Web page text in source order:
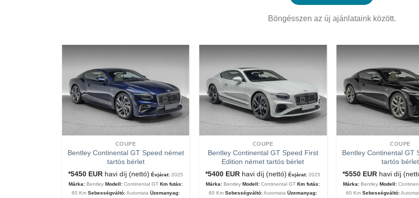
Böngésszen az új ajánlataink között.
COUPE
Bentley Continental GT Speed német
tartós bérlet
*5450 EUR havi díj (nettó) Évjárat: 2025
Márka: Bentley Modell: Continental GTKm futás:
60 KmSebességváltó:AutomataÜzemanyag:
COUPE
Bentley Continental GT Speed First
Edition német tartós bérlet
*5400 EUR havi díj (nettó) Évjárat: 2025
Márka: Bentley Modell: Continental GTKm futás:
60 KmSebességváltó:AutomataÜzemanyag:
COUPE
Bentley Continental GT
tartós bérlet
*5550 EUR havi díj
Márka: Bentley Modell:
60 KmSebességváltó: